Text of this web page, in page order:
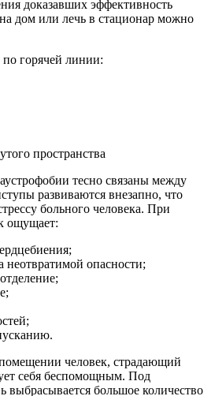
доказавших эффективность
дом или лечь в стационар можно
горячей линии:
тесно связаны между
развиваются внезапно, что
больного человека. При
ощущает:
неотвратимой опасности;
человек, страдающий
себя беспомощным. Под
выбрасывается большое количество